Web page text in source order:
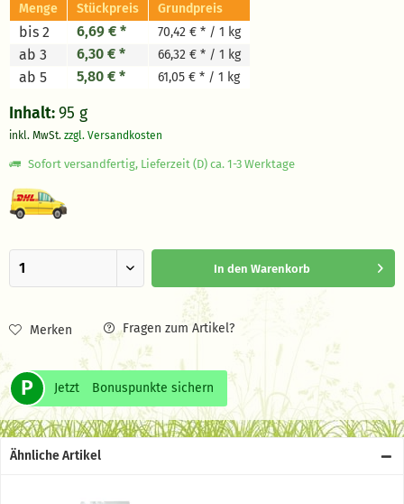
Menge Stückpreis Grundpreis
bis 2 6,69 € * 70,42 € * / 1 kg
ab 3 6,30 € * 66,32 € * / 1 kg
ab 5 5,80 € * 61,05 € * / 1 kg
Inhalt:95 g
inkl. MwSt. zzgl. Versandkosten
Sofort versandfertig, Lieferzeit (D) ca. 1-3 Werktage
In den Warenkorb
Merken Fragen zum Artikel?
P Jetzt Bonuspunkte sichern
Ähnliche Artikel